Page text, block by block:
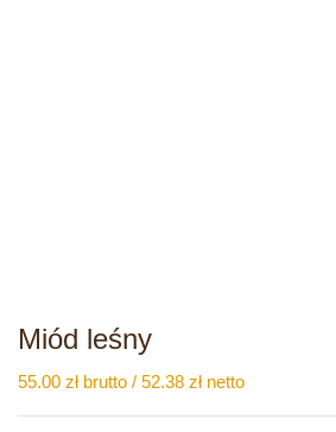
Miód leśny
55.00 złbrutto / 52.38 złnetto